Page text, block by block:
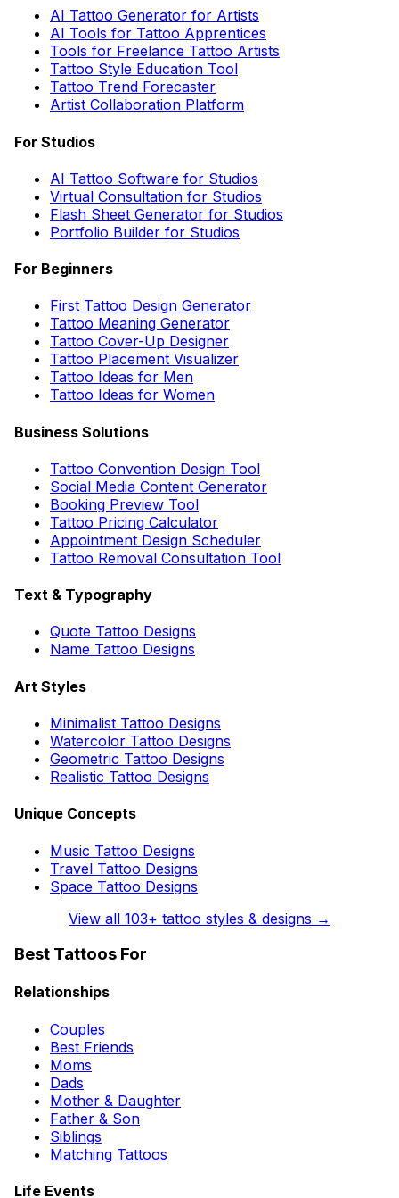
AI Tattoo Generator for Artists
AI Tools for Tattoo Apprentices
Tools for Freelance Tattoo Artists
Tattoo Style Education Tool
Tattoo Trend Forecaster
Artist Collaboration Platform
For Studios
AI Tattoo Software for Studios
Virtual Consultation for Studios
Flash Sheet Generator for Studios
Portfolio Builder for Studios
For Beginners
First Tattoo Design Generator
Tattoo Meaning Generator
Tattoo Cover-Up Designer
Tattoo Placement Visualizer
Tattoo Ideas for Men
Tattoo Ideas for Women
Business Solutions
Tattoo Convention Design Tool
Social Media Content Generator
Booking Preview Tool
Tattoo Pricing Calculator
Appointment Design Scheduler
Tattoo Removal Consultation Tool
Text & Typography
Quote Tattoo Designs
Name Tattoo Designs
Art Styles
Minimalist Tattoo Designs
Watercolor Tattoo Designs
Geometric Tattoo Designs
Realistic Tattoo Designs
Unique Concepts
Music Tattoo Designs
Travel Tattoo Designs
Space Tattoo Designs
View all 103+ tattoo styles & designs →
Best Tattoos For
Relationships
Couples
Best Friends
Moms
Dads
Mother & Daughter
Father & Son
Siblings
Matching Tattoos
Life Events